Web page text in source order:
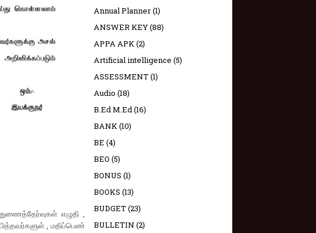
எழுதி ,
, மதிப்பெண்
Annual Planner(1)
ANSWER KEY(88)
APPA APK(2)
Artificial intelligence (5)
ASSESSMENT(1)
Audio (18)
B.Ed M.Ed(16)
BANK(10)
BE (4)
BEO (5)
BONUS (1)
BOOKS (13)
BUDGET(23)
BULLETIN (2)